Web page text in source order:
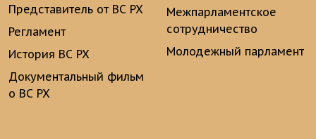
Представитель от ВС РХ
Регламент
История ВС РХ
Документальный фильм
о ВС РХ
Межпарламентское
сотрудничество
Молодежный парламент